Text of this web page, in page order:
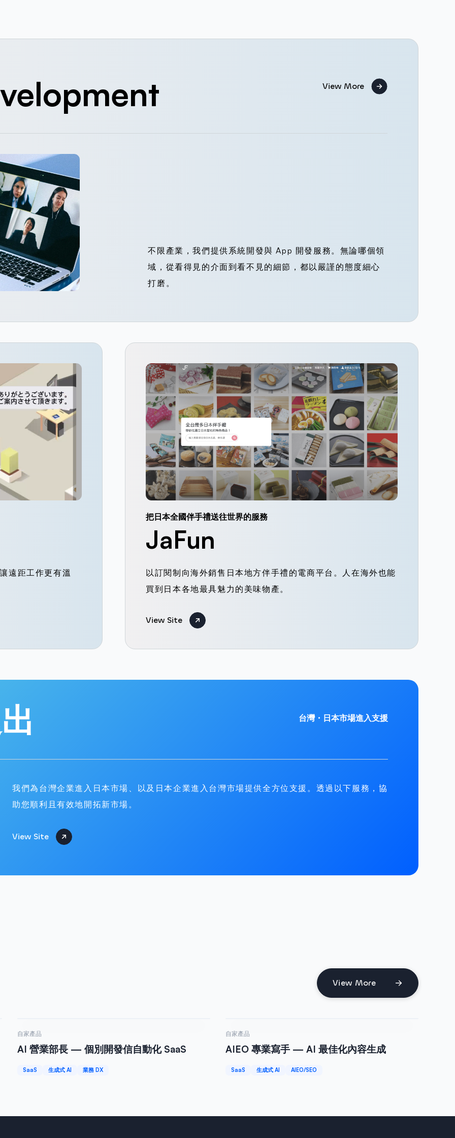
View More
不限產業，我們提供系統開發與 App 開發服務。無論哪個領
域，從看得見的介面到看不見的細節，都以嚴謹的態度細心
打磨。
遠距工作更有溫
把日本全國伴手禮送往世界的服務
JaFun
以訂閱制向海外銷售日本地方伴手禮的電商平台。人在海外也能
買到日本各地最具魅力的美味物產。
View Site
台灣・日本市場進入支援
我們為台灣企業進入日本市場、以及日本企業進入台灣市場提供全方位支援。透過以下服務，協
助您順利且有效地開拓新市場。
View Site
View More
Web 服務
自家產品
AI 營業部長 — 個別開發信自動化 SaaS
SaaS 生成式 AI 業務 DX
Web 服務
自家產品
AIEO 專業寫手 — AI 最佳化內容生成
SaaS 生成式 AI AIEO/SEO